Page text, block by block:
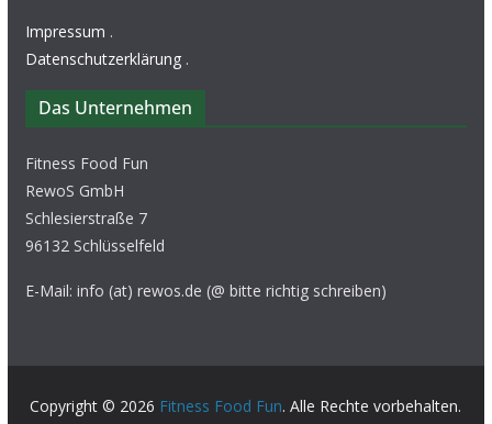
Impressum .
Datenschutzerklärung.
Das Unternehmen
Fitness Food Fun
RewoS GmbH
Schlesierstraße 7
96132 Schlüsselfeld
E-Mail: info (at) rewos.de (@ bitte richtig schreiben)
Copyright © 2026 Fitness Food Fun. Alle Rechte vorbehalten.